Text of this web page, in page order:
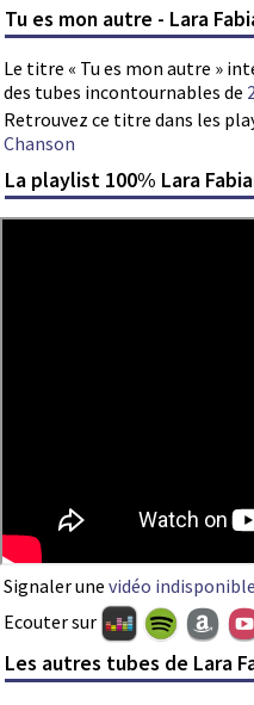
Tu es mon autre - Lara
Le titre « Tu es mon autre »
des tubes incontournables de
Retrouvez ce titre dans les
Chanson
La playlist 100% Lara
Signaler une vidéo indisponible
Ecouter sur
Les autres tubes de Lara